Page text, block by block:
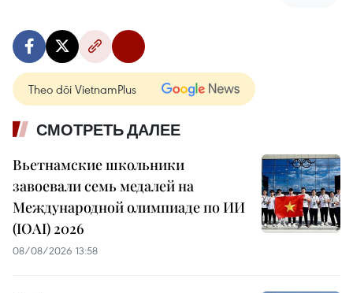
Theo dõi VietnamPlus
СМОТРЕТЬ ДАЛЕЕ
Вьетнамские школьники
завоевали семь медалей на
Международной олимпиаде по ИИ
(IOAI) 2026
08/08/2026 13:58